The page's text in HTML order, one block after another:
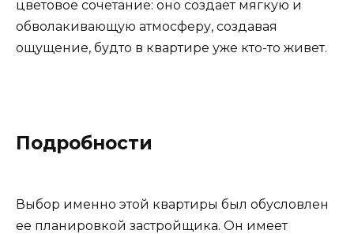
цветовое сочетание: оно создает мягкую и
обволакивающую атмосферу, создавая
ощущение, будто в квартире уже кто-то живет.
Подробности
Выбор именно этой квартиры был обусловлен
ее планировкой застройщика. Он имеет